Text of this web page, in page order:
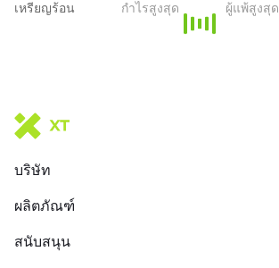
เหรียญร้อน กำไรสูงสุด ผู้แพ้สูงสุด
บริษัท
ผลิตภัณฑ์
สนับสนุน